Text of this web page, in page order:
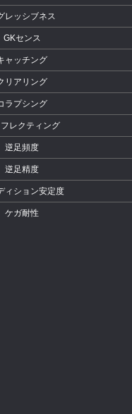
レッシブネス
GKセンス
ャッチング
リアリング
ラプシング
レクティング
逆足頻度
逆足精度
ィション安定度
ケガ耐性